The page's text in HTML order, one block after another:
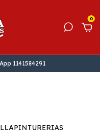
0
1141584291